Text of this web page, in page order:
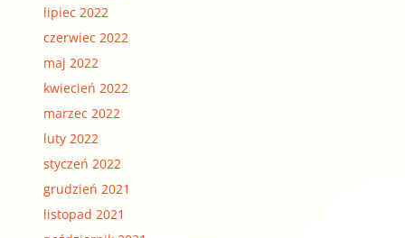
lipiec 2022
czerwiec 2022
maj 2022
kwiecień 2022
marzec 2022
luty 2022
styczeń 2022
grudzień 2021
listopad 2021